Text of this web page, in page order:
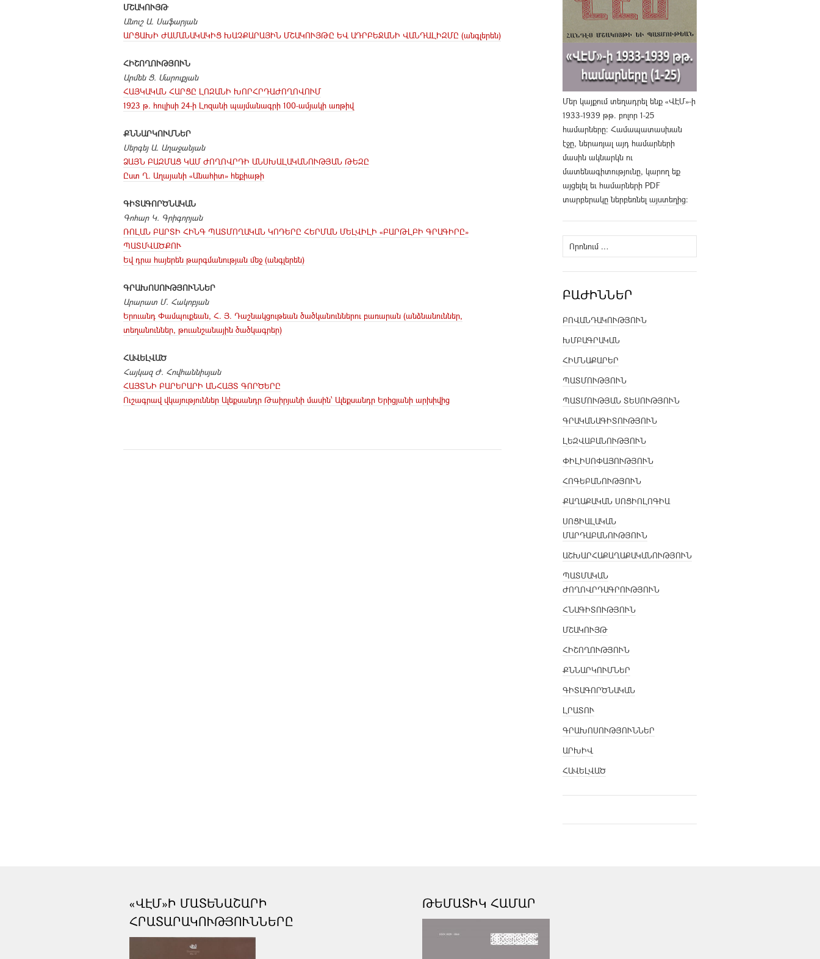
ՄՇԱԿՈՒՅԹ
Անուշ Ա. Սաֆարյան
ԱՐՑԱԽԻ ԺԱՄԱՆԱԿԱԿԻՑ ԽԱՉՔԱՐԱՅԻՆ ՄՇԱԿՈՒՅԹԸ ԵՎ ԱԴՐԲԵՋԱՆԻ ՎԱՆԴԱԼԻԶՄԸ (անգլերեն)
ՀԻՇՈՂՈՒԹՅՈՒՆ
Արմեն Ց. Մարուքյան
ՀԱՅԿԱԿԱՆ ՀԱՐՑԸ ԼՈԶԱՆԻ ԽՈՐՀՐԴԱԺՈՂՈՎՈՒՄ
1923 թ. հուլիսի 24-ի Լոզանի պայմանագրի 100-ամյակի առթիվ
ՔՆՆԱՐԿՈՒՄՆԵՐ
Սերգեյ Ա. Աղաջանյան
ՁԱՅՆ ԲԱԶՄԱՑ ԿԱՄ ԺՈՂՈՎՐԴԻ ԱՆՍԽԱԼԱԿԱՆՈՒԹՅԱՆ ԹԵԶԸ
Ըստ Ղ. Աղայանի «Անահիտ» հեքիաթի
ԳԻՏԱԳՈՐԾՆԱԿԱՆ
Գոհար Կ. Գրիգորյան
ՌՈԼԱՆ ԲԱՐՏԻ ՀԻՆԳ ՊԱՏՄՈՂԱԿԱՆ ԿՈԴԵՐԸ ՀԵՐՄԱՆ ՄԵԼՎԻԼԻ «ԲԱՐԹԼԲԻ ԳՐԱԳԻՐԸ»
ՊԱՏՄՎԱԾՔՈՒ
Եվ դրա հայերեն թարգմանության մեջ (անգլերեն)
ԳՐԱԽՈՍՈՒԹՅՈՒՆՆԵՐ
Արարատ Մ. Հակոբյան
Երուանդ Փամպուքեան, Հ. Յ. Դաշնակցութեան ծածկանուններու բառարան (անձնանուններ,
տեղանուններ, թուանշանային ծածկագրեր)
ՀԱՎԵԼՎԱԾ
Հայկազ Ժ. Հովհաննիսյան
ՀԱՅՏՆԻ ԲԱՐԵՐԱՐԻ ԱՆՀԱՅՏ ԳՈՐԾԵՐԸ
Ուշագրավ վկայություններ Ալեքսանդր Թաիրյանի մասին՝ Ալեքսանդր Երիցյանի արխիվից
Մեր կայքում տեղադրել ենք «ՎԷՄ»-ի
1933-1939 թթ. բոլոր 1-25
համարները։ Համապատասխան
էջը, ներառյալ այդ համարների
մասին ակնարկն ու
մատենագիտությունը, կարող եք
այցելել եւ համարների PDF
տարբերակը ներբեռնել այստեղից։
Որոնել՝
ԲԱԺԻՆՆԵՐ
ԲՈՎԱՆԴԱԿՈՒԹՅՈՒՆ
ԽՄԲԱԳՐԱԿԱՆ
ՀԻՄՆԱՔԱՐԵՐ
ՊԱՏՄՈՒԹՅՈՒՆ
ՊԱՏՄՈՒԹՅԱՆ ՏԵՍՈՒԹՅՈՒՆ
ԳՐԱԿԱՆԱԳԻՏՈՒԹՅՈՒՆ
ԼԵԶՎԱԲԱՆՈՒԹՅՈՒՆ
ՓԻԼԻՍՈՓԱՅՈՒԹՅՈՒՆ
ՀՈԳԵԲԱՆՈՒԹՅՈՒՆ
ՔԱՂԱՔԱԿԱՆ ՍՈՑԻՈԼՈԳԻԱ
ՍՈՑԻԱԼԱԿԱՆ
ՄԱՐԴԱԲԱՆՈՒԹՅՈՒՆ
ԱՇԽԱՐՀԱՔԱՂԱՔԱԿԱՆՈՒԹՅՈՒՆ
ՊԱՏՄԱԿԱՆ
ԺՈՂՈՎՐԴԱԳՐՈՒԹՅՈՒՆ
ՀՆԱԳԻՏՈՒԹՅՈՒՆ
ՄՇԱԿՈՒՅԹ
ՀԻՇՈՂՈՒԹՅՈՒՆ
ՔՆՆԱՐԿՈՒՄՆԵՐ
ԳԻՏԱԳՈՐԾՆԱԿԱՆ
ԼՐԱՏՈՒ
ԳՐԱԽՈՍՈՒԹՅՈՒՆՆԵՐ
ԱՐԽԻՎ
ՀԱՎԵԼՎԱԾ
«ՎԷՄ»Ի ՄԱՏԵՆԱՇԱՐԻ
ՀՐԱՏԱՐԱԿՈՒԹՅՈՒՆՆԵՐԸ
ԹԵՄԱՏԻԿ ՀԱՄԱՐ